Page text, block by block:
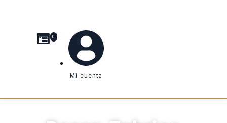
0
Mi cuenta